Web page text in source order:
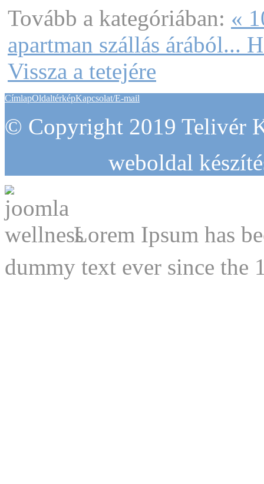
Tovább a kategóriában: «
apartman szállás árából...
Vissza a tetejére
CímlapOldaltérképKapcsolat/E-mail
© Copyright 2019 Telivér
weboldal
Lorem Ipsum has
dummy text ever since the